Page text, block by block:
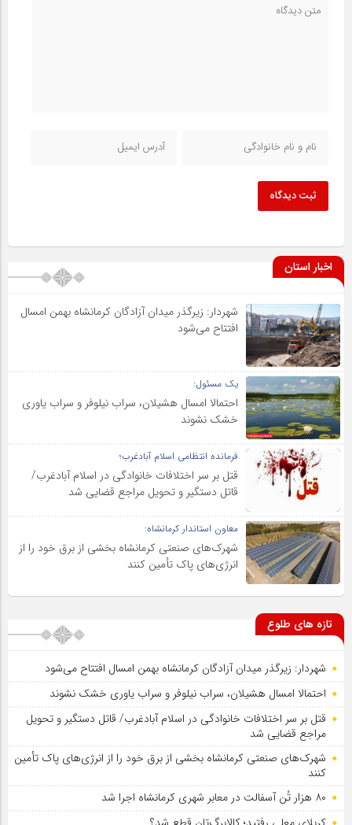
ثبت دیدگاه
اخبار استان
شهردار: زیرگذر میدان آزادگان کرمانشاه بهمن امسال
افتتاح می‌شود
یک مسئول:
احتمالا امسال هشیلان، سراب نیلوفر و سراب یاوری
خشک نشوند
فرمانده انتظامی اسلام آبادغرب؛
قتل بر سر اختلافات خانوادگی در اسلام آبادغرب/
قاتل دستگیر و تحویل مراجع قضایی شد
معاون استاندار کرمانشاه:
شهرک‌های صنعتی کرمانشاه بخشی از برق خود را از
انرژی‌های پاک تأمین کنند
تازه های طلوع
شهردار: زیرگذر میدان آزادگان کرمانشاه بهمن امسال افتتاح می‌شود
احتمالا امسال هشیلان، سراب نیلوفر و سراب یاوری خشک نشوند
قتل بر سر اختلافات خانوادگی در اسلام آبادغرب/ قاتل دستگیر و تحویل
مراجع قضایی شد
شهرک‌های صنعتی کرمانشاه بخشی از برق خود را از انرژی‌های پاک تأمین
کنند
۸۰ هزار تُن آسفالت در معابر شهری کرمانشاه اجرا شد